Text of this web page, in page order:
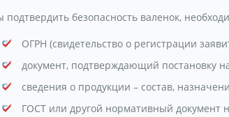
подтвердить безопасность валенок,
ОГРН (свидетельство о регистрации
документ, подтверждающий постановку
сведения о продукции – состав,
ГОСТ или другой нормативный документ